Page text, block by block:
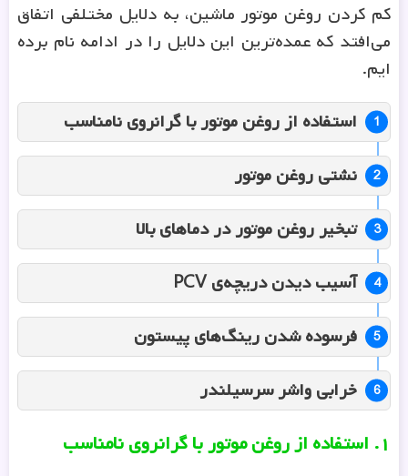
کم کردن روغن موتور ماشین، به دلایل مختلفی اتفاق
می‌افتد که عمده‌ترین این دلایل را در ادامه نام برده
ایم.
استفاده از روغن موتور با گرانروی نامناسب
نشتی روغن موتور
تبخیر روغن موتور در دماهای بالا
آسیب دیدن دریچه‌یPCV
فرسوده شدن رینگ‌های پیستون
خرابی واشر سرسیلندر
۱. استفاده از روغن موتور با گرانروی نامناسب